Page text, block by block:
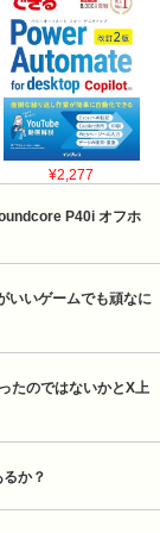
¥2,277
P40i オフホ
いいゲームでも頑なに
たのではないかとX上
か？